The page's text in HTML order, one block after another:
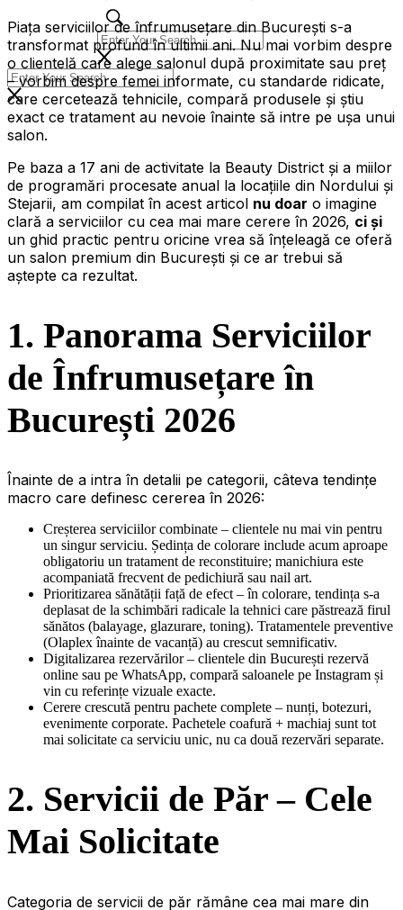
Piața serviciilor de înfrumusețare din București s-a
transformat profund în ultimii ani. Nu mai vorbim despre
o clientelă care alege salonul după proximitate sau preț
– vorbim despre femei informate, cu standarde ridicate,
care cercetează tehnicile, compară produsele și știu
exact ce tratament au nevoie înainte să intre pe ușa unui
salon.
Pe baza a 17 ani de activitate la Beauty District și a miilor
de programări procesate anual la locațiile din Nordului și
Stejarii, am compilat în acest articol nu doar o imagine
clară a serviciilor cu cea mai mare cerere în 2026, ci și
un ghid practic pentru oricine vrea să înțeleagă ce oferă
un salon premium din București și ce ar trebui să
aștepte ca rezultat.
1. Panorama Serviciilor
de Înfrumusețare în
București 2026
Înainte de a intra în detalii pe categorii, câteva tendințe
macro care definesc cererea în 2026:
Creșterea serviciilor combinate – clientele nu mai vin pentru
un singur serviciu. Ședința de colorare include acum aproape
obligatoriu un tratament de reconstituire; manichiura este
acompaniată frecvent de pedichiură sau nail art.
Prioritizarea sănătății față de efect – în colorare, tendința s-a
deplasat de la schimbări radicale la tehnici care păstrează firul
sănătos (balayage, glazurare, toning). Tratamentele preventive
(Olaplex înainte de vacanță) au crescut semnificativ.
Digitalizarea rezervărilor – clientele din București rezervă
online sau pe WhatsApp, compară saloanele pe Instagram și
vin cu referințe vizuale exacte.
Cerere crescută pentru pachete complete – nunți, botezuri,
evenimente corporate. Pachetele coafură + machiaj sunt tot
mai solicitate ca serviciu unic, nu ca două rezervări separate.
2. Servicii de Păr – Cele
Mai Solicitate
Categoria de servicii de păr rămâne cea mai mare din